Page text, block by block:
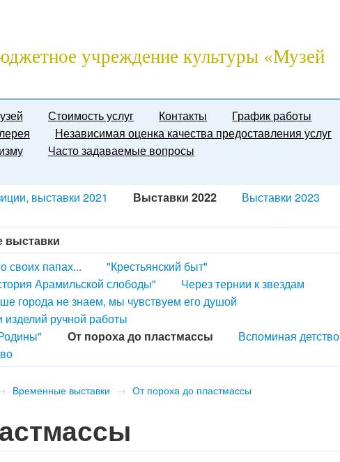
учреждение культуры «Музей
Стоимость услуг Контакты
График работы
Независимая оценка качества предоставления услуг
Часто задаваемые вопросы
выставки 2021 Выставки 2022
Выставки 2023
своих папах...
"Крестьянский быт"
Арамильской слободы"
Через тернии к звездам
города не знаем, мы чувствуем его душой
ручной работы
От пороха до пластмассы
Вспоминая детство
Временные выставки → От пороха до пластмассы